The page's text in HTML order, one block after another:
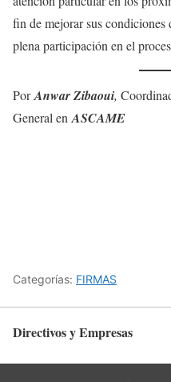
fin de mejorar sus
plena participación en el
PorAnwar Zibaoui,
General enASCAME
Categorías: FIRMAS
Directivos y Empresas